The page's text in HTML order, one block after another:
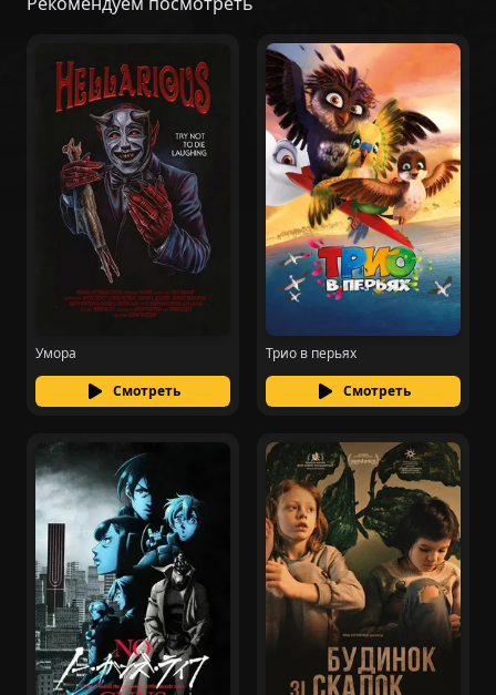
Умора
Смотреть
Трио в перьях
Смотреть